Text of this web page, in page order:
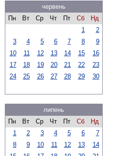
червень
Пн
Вт Ср Чт Пт Сб
Нд
1
2
3
4 5 6 7 8
9
10
11 12 13 14 15
16
17
18 19 20 21 22
23
24
25 26 27 28 29 30
липень
Пн
Вт Ср Чт Пт Сб
Нд
1
2 3 4 5 6
7
8
9 10 11 12 13
14